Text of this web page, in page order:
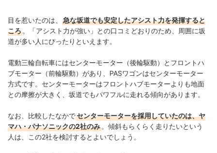
目を惹いたのは、
急な坂道でも安定したアシスト力を発揮すると
ころ 。「アシスト力が強い」との口コミどおりのため、周囲に坂
道が多い人にぴったりといえます。
電動三輪自転車にはセンターモーター（後輪駆動）とフロントハ
ブモーター（前輪駆動）があり、PASワゴンはセンターモーター
方式です。センターモーターはフロントハブモーターよりも地面
との摩擦が大きく、坂道でもパワフルに走れる傾向があります。
なお、比較したなかでセンターモーターを採用していたのは、ヤ
マハ・パナソニックの2社のみ 。傾斜もらくらく走りたいという
人は、この2社を検討するとよいでしょう。